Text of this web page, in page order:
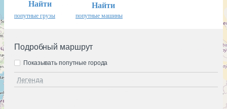
Найти
попутные грузы
Найти
попутные машины
Подробный маршрут
Легенда
Показывать попутные города